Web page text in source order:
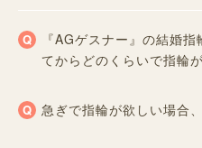
『AGゲスナー』の結婚
てからどのくらいで指輪
急ぎで指輪が欲しい場合